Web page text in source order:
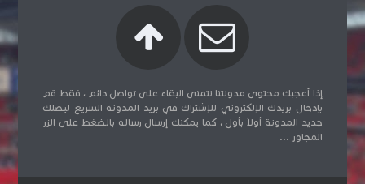
إذا أعجبك محتوى مدونتنا نتمنى البقاء على تواصل دائم ، فقط قم
بإدخال بريدك الإلكتروني للإشتراك في بريد المدونة السريع ليصلك
جديد المدونة أولاً بأول ، كما يمكنك إرسال رساله بالضغط على الزر
المجاور ...